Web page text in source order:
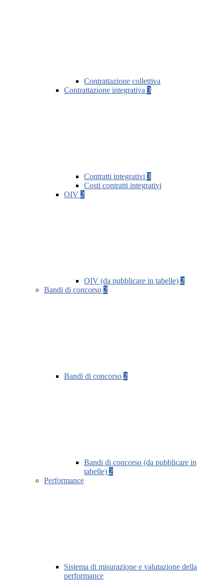
Contrattazione collettiva
Contrattazione integrativa 3
Contratti integrativi 3
Costi contratti integrativi
OIV 2
OIV (da pubblicare in tabelle) 2
Bandi di concorso 2
Bandi di concorso 2
Bandi di concorso (da pubblicare in
tabelle) 2
Performance
Sistema di misurazione e valutazione della
performance